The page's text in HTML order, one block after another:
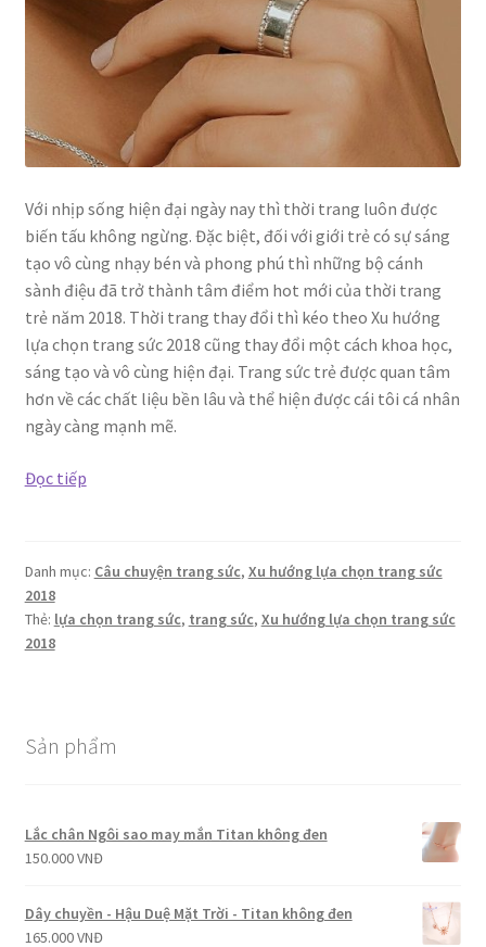
Với nhịp sống hiện đại ngày nay thì thời trang luôn được
biến tấu không ngừng. Đặc biệt, đối với giới trẻ có sự sáng
tạo vô cùng nhạy bén và phong phú thì những bộ cánh
sành điệu đã trở thành tâm điểm hot mới của thời trang
trẻ năm 2018. Thời trang thay đổi thì kéo theo Xu hướng
lựa chọn trang sức 2018 cũng thay đổi một cách khoa học,
sáng tạo và vô cùng hiện đại. Trang sức trẻ được quan tâm
hơn về các chất liệu bền lâu và thể hiện được cái tôi cá nhân
ngày càng mạnh mẽ.
Đọc tiếpXu
trang
sức
Danh mục: Câu chuyện trang sức, Xu hướng lựa chọn trang sức
2018
Thẻ: lựa chọn trang sức, trang sức, Xu hướng lựa chọn trang sức
2018
Sản phẩm
Lắc chân Ngôi sao may mắn Titan không đen
150.000VNĐ
Dây chuyền - Hậu Duệ Mặt Trời - Titan không đen
165.000VNĐ